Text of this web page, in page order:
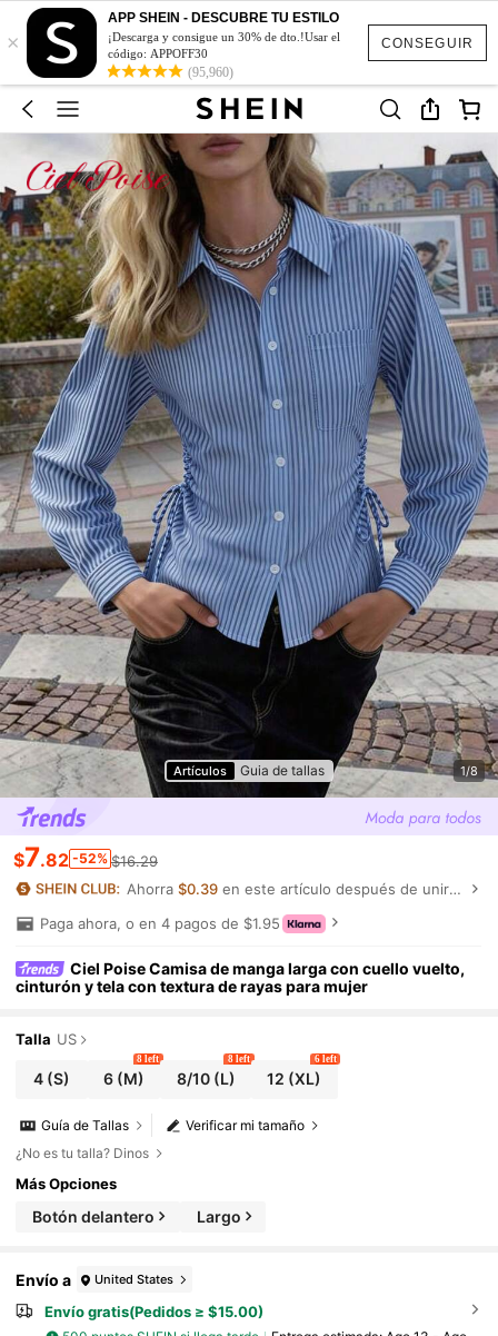
CONSEGUIR
×
APP SHEIN - DESCUBRE TU ESTILO
¡Descarga y consigue un 30% de dto.!Usar el
código: APPOFF30
(95,960)
Artículos Guia de tallas 1/8
$7.82 -52% $16.29
Ahorra$0.39 en este artículo después de unirte.
Paga ahora, o en 4 pagos de $1.95
Ciel Poise Camisa de manga larga con cuello vuelto,
cinturón y tela con textura de rayas para mujer
Talla US
4 (S) 6 (M)
8 left
8/10(L)
8 left
12 (XL)
6 left
Verificar mi tamaño
Guía de Tallas
¿No es tu talla? Dinos
Más Opciones
Botón delantero Largo
Envío a United States
Envío gratis(Pedidos ≥ $15.00)